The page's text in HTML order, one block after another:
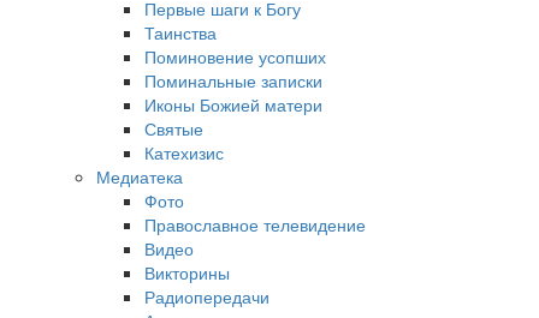
Первые шаги к Богу
Таинства
Поминовение усопших
Поминальные записки
Иконы Божией матери
Святые
Катехизис
Медиатека
Фото
Православное телевидение
Видео
Викторины
Радиопередачи